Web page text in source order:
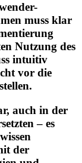
muss klar
Nutzung des
intuitiv
vor die
auch in der
– es
der